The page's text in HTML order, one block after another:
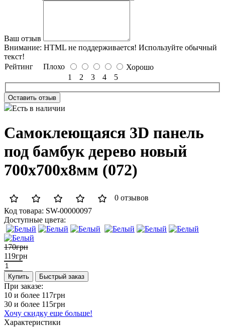
Ваш отзыв
Внимание: HTML не поддерживается! Используйте обычный
текст!
Рейтинг Плохо
Хорошо
1
2 3 4 5
Оставить отзыв
Есть в наличии
Самоклеющаяся 3D панель
под бамбук дерево новый
700x700x8мм (072)
0 отзывов
Код товара: SW-00000097
Доступные цвета:
170грн
119грн
Купить Быстрый заказ
При заказе:
10 и более 117грн
30 и более 115грн
Хочу скидку еще больше!
Характеристики